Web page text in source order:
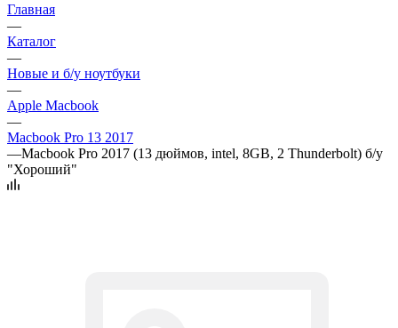
Главная
—
Каталог
—
Новые и б/у ноутбуки
—
Apple Macbook
—
Macbook Pro 13 2017
—Macbook Pro 2017 (13 дюймов, intel, 8GB, 2 Thunderbolt) б/у
"Хороший"